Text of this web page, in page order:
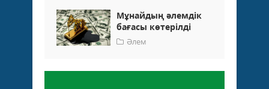
Мұнайдың әлемдік
бағасы көтерілді
Әлем